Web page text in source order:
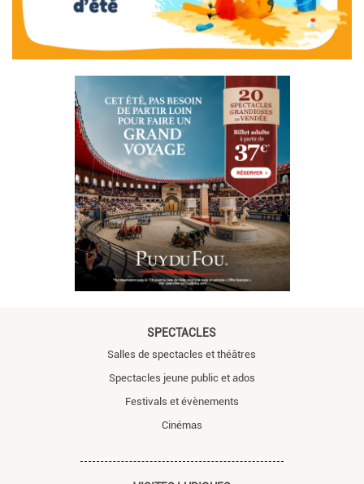
SPECTACLES
Salles de spectacles et théâtres
Spectacles jeune public et ados
Festivals et évènements
Cinémas